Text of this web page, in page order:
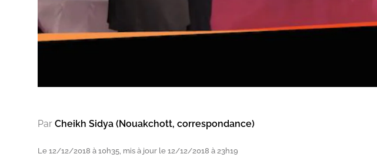
Par Cheikh Sidya (Nouakchott, correspondance)
Le 12/12/2018 à 10h35, mis à jour le 12/12/2018 à 23h19